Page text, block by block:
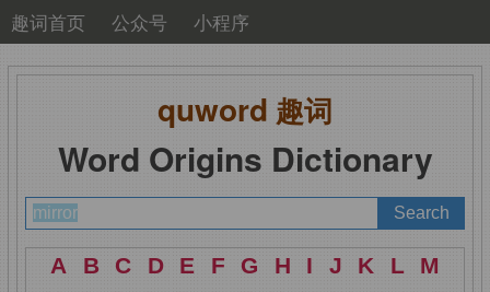
趣词首页 公众号 小程序
quword 趣词
Word Origins Dictionary
A B C D E F G H I J K L
M